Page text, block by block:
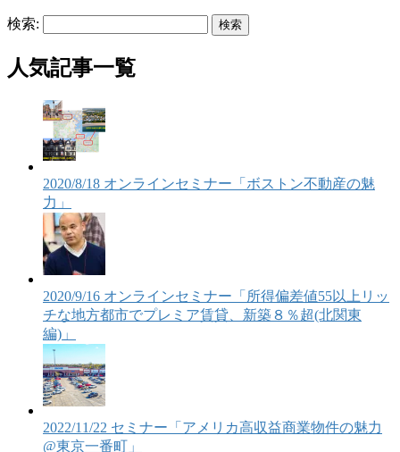
検索:
人気記事一覧
2020/8/18 オンラインセミナー「ボストン不動産の魅
力」
2020/9/16 オンラインセミナー「所得偏差値55以上リッ
チな地方都市でプレミア賃貸、新築８％超(北関東
編)」
2022/11/22 セミナー「アメリカ高収益商業物件の魅力
@東京一番町」